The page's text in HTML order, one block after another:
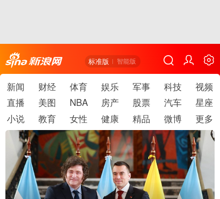
标准版 智能版
新闻 财经 体育 娱乐 军事 科技
视频
直播
美图 NBA 房产 股票 汽车
星座
小说
教育 女性 健康 精品 微博 更多